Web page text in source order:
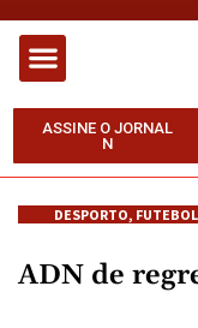
ASSINE O JORNAL
N
DESPORTO, FUTEBOL
ADN de